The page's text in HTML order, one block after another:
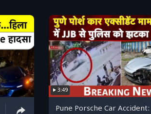
3:49
Pune Porsche Car Accident: